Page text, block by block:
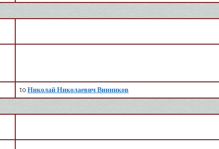
toНиколай Николаевич Винников